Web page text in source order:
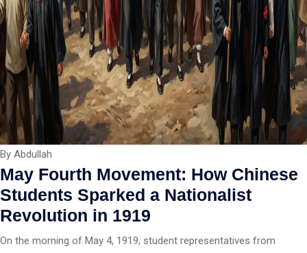
By Abdullah
May Fourth Movement: How Chinese
Students Sparked a Nationalist
Revolution in 1919
On the morning of May 4, 1919, student representatives from